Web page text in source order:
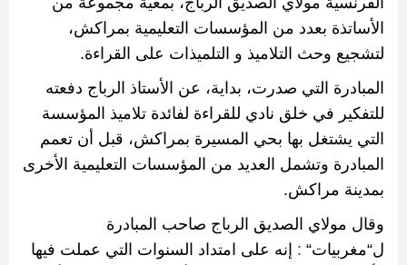
الأساتذة بعدد من المؤسسات التعليمية بمراكش،
لتشجيع وحث التلاميذ و التلميذات على القراءة.
المبادرة التي صدرت، بداية، عن الأستاذ الرباج دفعته
للتفكير في خلق نادي للقراءة لفائدة تلاميذ المؤسسة
التي يشتغل بها بحي المسيرة بمراكش، قبل أن تعمم
المبادرة وتشمل العديد من المؤسسات التعليمية الأخرى
بمدينة مراكش.
وقال مولاي الصديق الرباج صاحب المبادرة
ل“مغربيات“
: إنه على امتداد السنوات التي عملت فيها